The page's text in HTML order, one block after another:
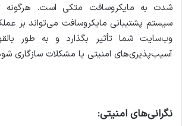
شدت به مایکروسافت متکی است. هرگونه
سیستم پشتیبانی مایکروسافت می‌تواند بر
وب‌سایت شما تأثیر بگذارد و به طور
آسیب‌پذیری‌های امنیتی یا مشکلات سازگاری
نگرانی‌های امنیتی: